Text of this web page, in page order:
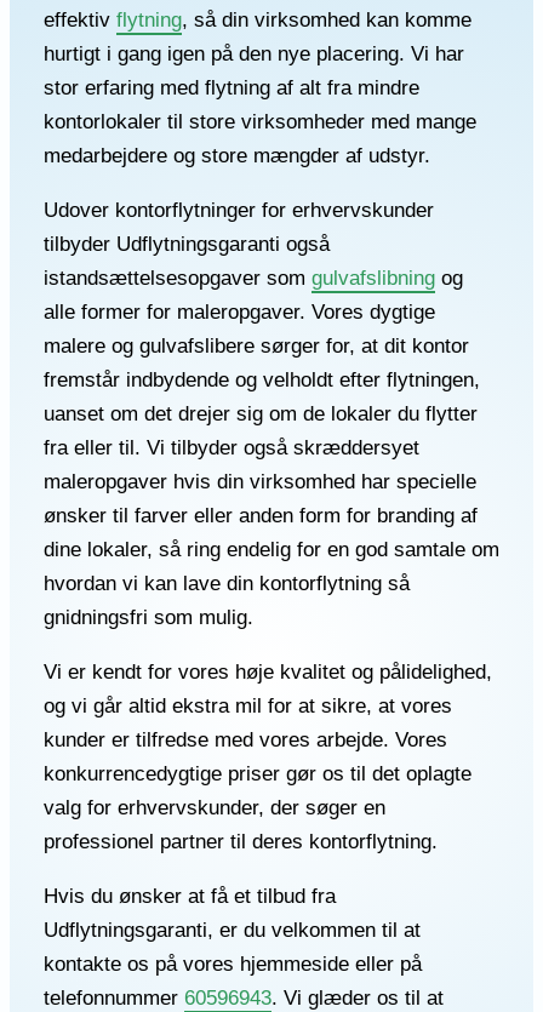
effektiv flytning, så din virksomhed kan komme
hurtigt i gang igen på den nye placering. Vi har
stor erfaring med flytning af alt fra mindre
kontorlokaler til store virksomheder med mange
medarbejdere og store mængder af udstyr.
Udover kontorflytninger for erhvervskunder
tilbyder Udflytningsgaranti også
istandsættelsesopgaver som gulvafslibning og
alle former for maleropgaver. Vores dygtige
malere og gulvafslibere sørger for, at dit kontor
fremstår indbydende og velholdt efter flytningen,
uanset om det drejer sig om de lokaler du flytter
fra eller til. Vi tilbyder også skræddersyet
maleropgaver hvis din virksomhed har specielle
ønsker til farver eller anden form for branding af
dine lokaler, så ring endelig for en god samtale om
hvordan vi kan lave din kontorflytning så
gnidningsfri som mulig.
Vi er kendt for vores høje kvalitet og pålidelighed,
og vi går altid ekstra mil for at sikre, at vores
kunder er tilfredse med vores arbejde. Vores
konkurrencedygtige priser gør os til det oplagte
valg for erhvervskunder, der søger en
professionel partner til deres kontorflytning.
Hvis du ønsker at få et tilbud fra
Udflytningsgaranti, er du velkommen til at
kontakte os på vores hjemmeside eller på
telefonnummer 60596943. Vi glæder os til at